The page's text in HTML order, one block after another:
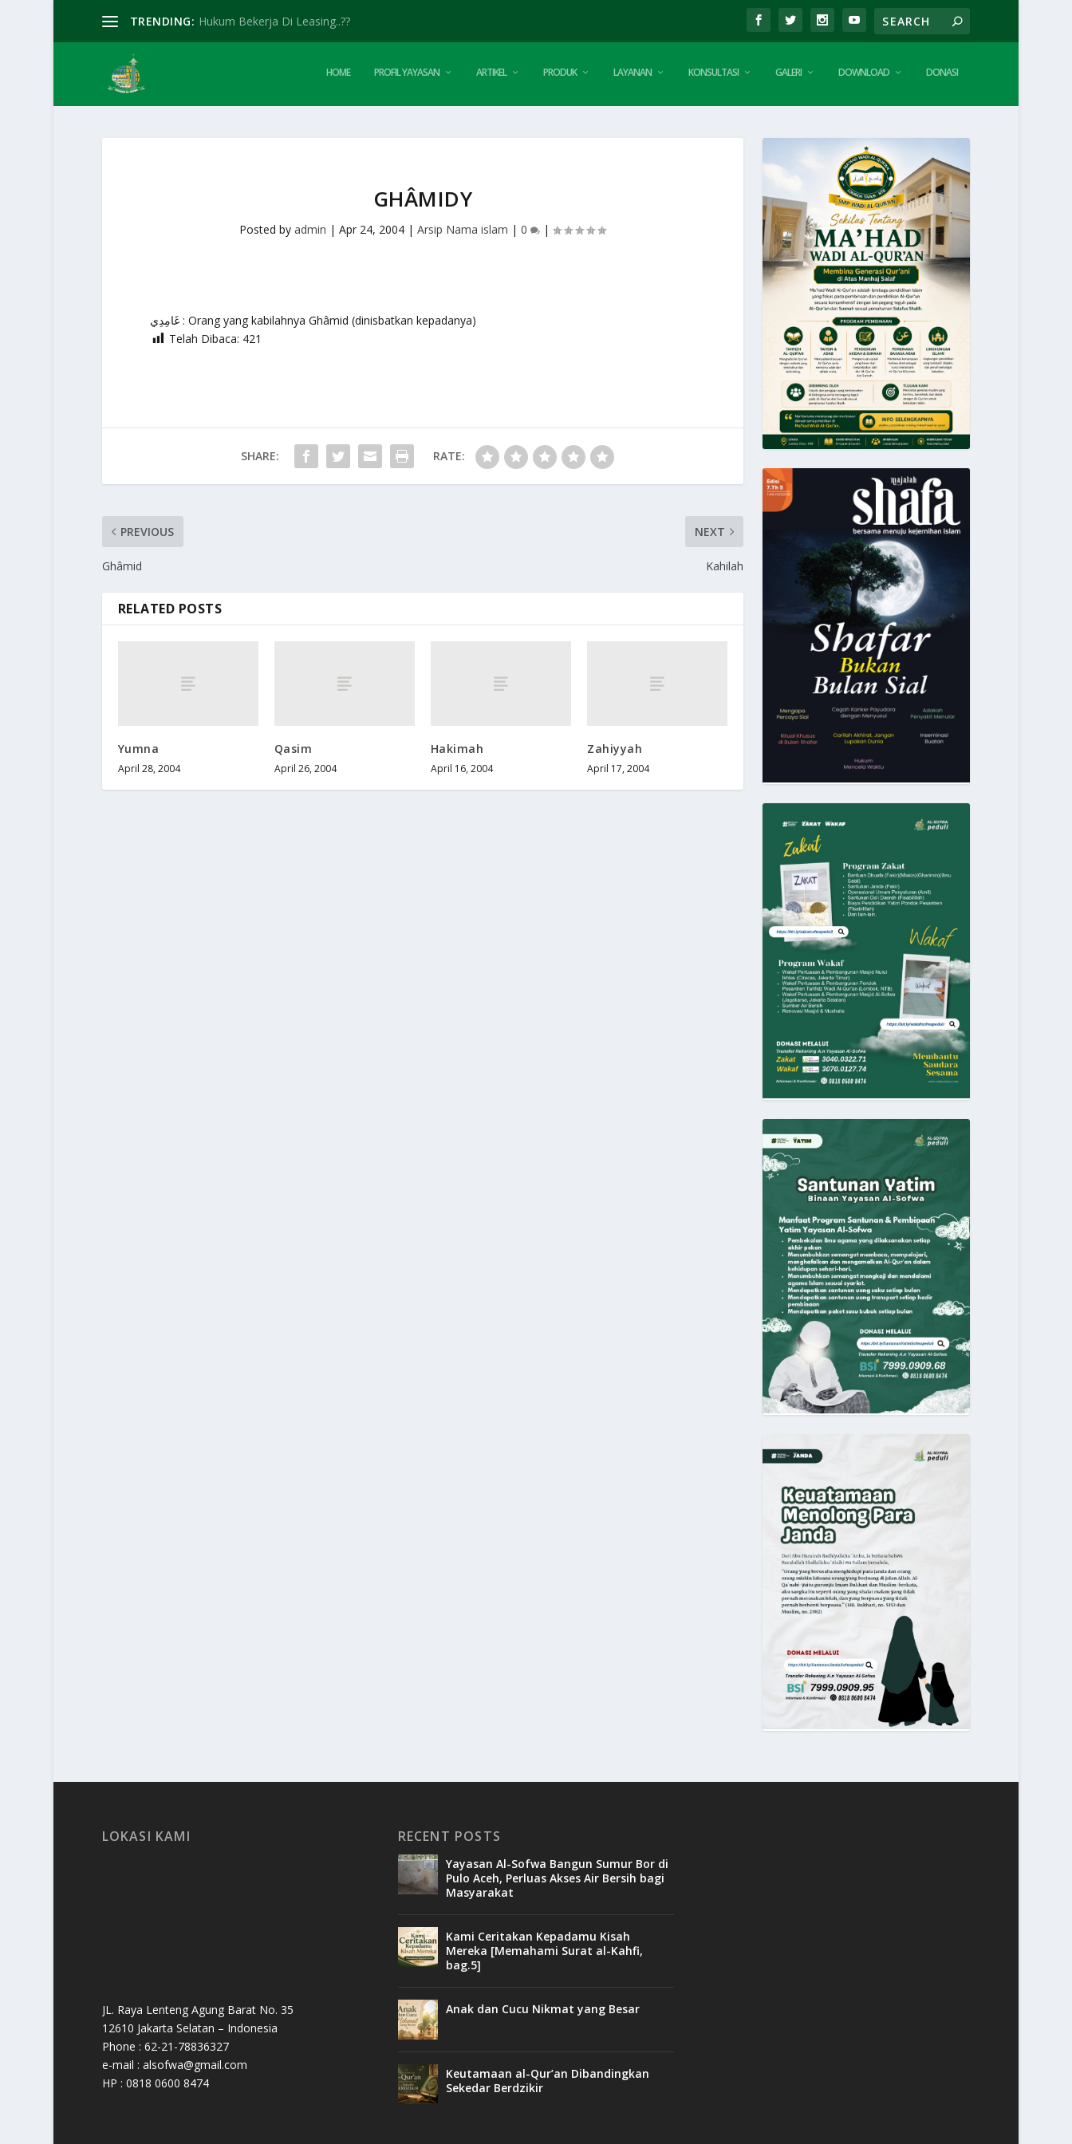
TRENDING: Hukum Bekerja Di Leasing..??
HOME PROFIL YAYASAN ARTIKEL PRODUK LAYANAN KONSULTASI GALERI DOWNLOAD DONASI
GHÂMIDY
Posted byadmin |Apr 24, 2004 |Arsip Nama islam |0 |
غَامِدِي : Orang yang kabilahnya Ghâmid (dinisbatkan kepadanya)
Telah Dibaca: 421
SHARE: RATE:
PREVIOUS
Ghâmid
NEXT
Kahilah
RELATED POSTS
Yumna
April 28, 2004
Qasim
April 26, 2004
Hakimah
April 16, 2004
Zahiyyah
April 17, 2004
LOKASI KAMI
JL. Raya Lenteng Agung Barat No. 35
12610 Jakarta Selatan – Indonesia
Phone : 62-21-78836327
e-mail : alsofwa@gmail.com
HP : 0818 0600 8474
RECENT POSTS
Yayasan Al-Sofwa Bangun Sumur Bor di
Pulo Aceh, Perluas Akses Air Bersih bagi
Masyarakat
Kami Ceritakan Kepadamu Kisah
Mereka [Memahami Surat al-Kahfi,
bag.5]
Anak dan Cucu Nikmat yang Besar
Keutamaan al-Qur’an Dibandingkan
Sekedar Berdzikir